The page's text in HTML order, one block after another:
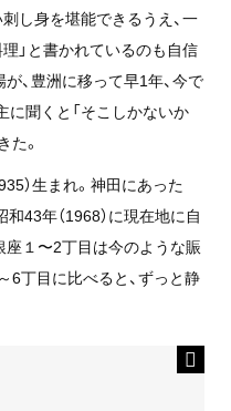
し身を堪能できるうえ、一
」と書かれているのも自信
、豊洲に移って早1年、今で
聞くと「そこしかないか
た。
）生まれ。神田にあった
和43年（1968）に現在地に自
１〜2丁目は今のような賑
6丁目に比べると、ずっと静